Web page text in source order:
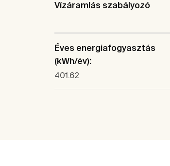
Vízáramlás szabályozó
Éves energiafogyasztás
(kWh/év):
401.62